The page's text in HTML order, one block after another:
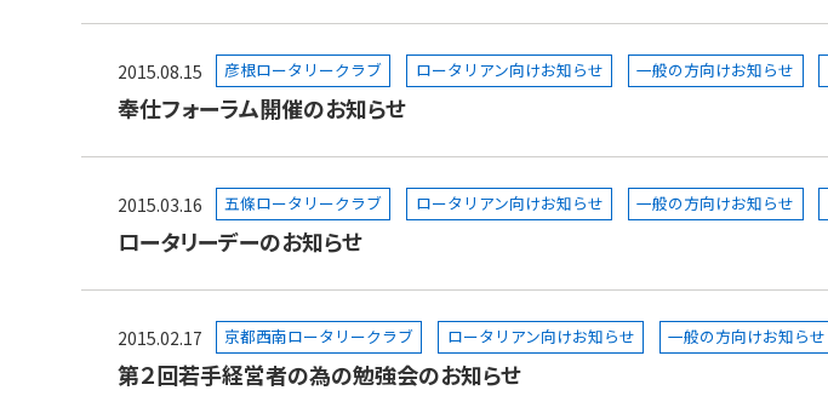
2015.08.15 彦根ロータリークラブ ロータリアン向けお知らせ 一般の方向けお知らせ
奉仕フォーラム開催のお知らせ
2015.03.16 五條ロータリークラブ ロータリアン向けお知らせ 一般の方向けお知らせ
ロータリーデーのお知らせ
2015.02.17 京都西南ロータリークラブ ロータリアン向けお知らせ 一般の方向けお知らせ
第２回若手経営者の為の勉強会のお知らせ